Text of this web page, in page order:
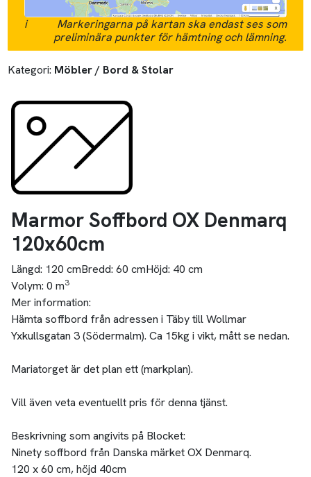
i
Markeringarna på kartan ska endast ses som
preliminära punkter för hämtning och lämning.
Kategori: Möbler / Bord & Stolar
Marmor Soffbord OX Denmarq
120x60cm
Längd: 120 cmBredd: 60 cmHöjd: 40 cm
Volym: 0 m3
Mer information:
Hämta soffbord från adressen i Täby till Wollmar
Yxkullsgatan 3 (Södermalm). Ca 15kg i vikt, mått se nedan.
Mariatorget är det plan ett (markplan).
Vill även veta eventuellt pris för denna tjänst.
Beskrivning som angivits på Blocket:
Ninety soffbord från Danska märket OX Denmarq.
120 x 60 cm, höjd 40cm